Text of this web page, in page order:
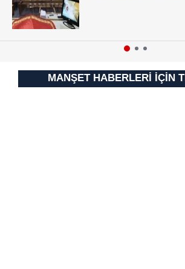
MANŞET HABERLERİ İÇİN